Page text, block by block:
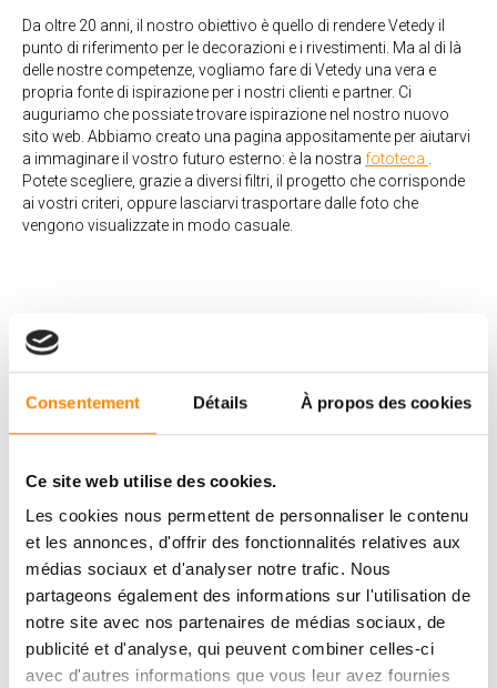
Consentement Détails À propos des cookies
Ce site web utilise des cookies.
Les cookies nous permettent de personnaliser le contenu
et les annonces, d'offrir des fonctionnalités relatives aux
médias sociaux et d'analyser notre trafic. Nous
partageons également des informations sur l'utilisation de
notre site avec nos partenaires de médias sociaux, de
publicité et d'analyse, qui peuvent combiner celles-ci
avec d'autres informations que vous leur avez fournies
Da oltre 20 anni, il nostro obiettivo è quello di rendere Vetedy il
punto di riferimento per le decorazioni e i rivestimenti. Ma al di là
delle nostre competenze, vogliamo fare di Vetedy una vera e
propria fonte di ispirazione per i nostri clienti e partner. Ci
auguriamo che possiate trovare ispirazione nel nostro nuovo
sito web. Abbiamo creato una pagina appositamente per aiutarvi
a immaginare il vostro futuro esterno: è la nostra fototeca
Potete scegliere, grazie a diversi filtri, il progetto che corrisponde
ai vostri criteri, oppure lasciarvi trasportare dalle foto che
vengono visualizzate in modo casuale.
Cos’altro c’è di nuovo?
Abbiamo anche ridisegnato il nostro nuovo sito web in modo
che possiate trovare le informazioni che cercate in modo rapido
Un centro di download per i nostri documenti per
professionisti e privati
Una serie completa di domande frequenti
Una sezione del blog dedicata ai tutorial
Un modulo di contatto personalizzato
Vi invitiamo inoltre a seguirci sui social network, per seguire in
diretta le nostre novità e i progetti stimolanti dei nostri partner!